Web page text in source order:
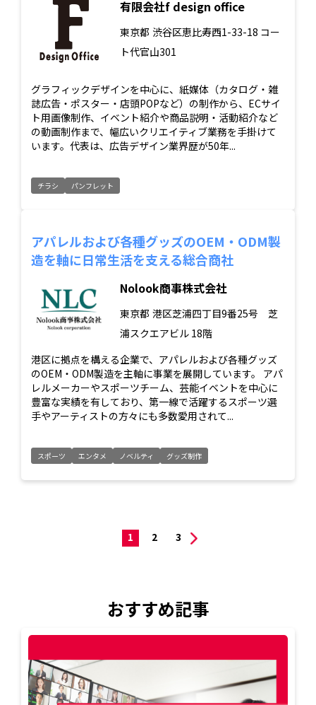
有限会社f design office
東京都 渋谷区恵比寿西1-33-18 コー
ト代官山301
グラフィックデザインを中心に、紙媒体（カタログ・雑
誌広告・ポスター・店頭POPなど）の制作から、ECサイ
ト用画像制作、イベント紹介や商品説明・活動紹介など
の動画制作まで、幅広いクリエイティブ業務を手掛けて
います。代表は、広告デザイン業界歴が50年...
チラシ パンフレット
アパレルおよび各種グッズのOEM・ODM製
造を軸に日常生活を支える総合商社
Nolook商事株式会社
東京都 港区芝浦四丁目9番25号 芝
浦スクエアビル 18階
港区に拠点を構える企業で、アパレルおよび各種グッズ
のOEM・ODM製造を主軸に事業を展開しています。 アパ
レルメーカーやスポーツチーム、芸能イベントを中心に
豊富な実績を有しており、第一線で活躍するスポーツ選
手やアーティストの方々にも多数愛用されて...
スポーツ エンタメ ノベルティ グッズ制作
1 2 3
おすすめ記事